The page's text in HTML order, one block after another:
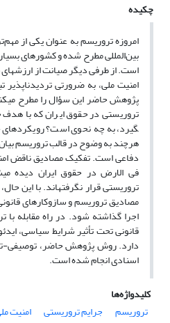
چکیده
امروزه تروریسم به عنوان یکی از
بین‌المللی مطرح شده و کشورهای
است. از طرفی دیگر صیانت از ارزش­های
امنیت ملی، به ضرورتی
پژوهش حاضر این سؤال را مطرح
گیرد، به چه نحوی است؟ رویکردهای
هرچند به وضوح در قالب تروریسم
دفاعی است. تفکیک مصادیق ناقض
فی الارض در حقوق ایران دیده
تروریستی قرار نگرفته­اند. با این
مصادیق تروریسم و سازوکارهای
اجرا گذاشته شود. در راه مقابله
قانونی تحت تأثیر شرایط سیاسی،
دارد. روش پژوهش حاضر، توصیفی-
اسنادی انجام شده است.
کلیدواژه‌ها
تروریسم
جرایم تروریستی امنیت